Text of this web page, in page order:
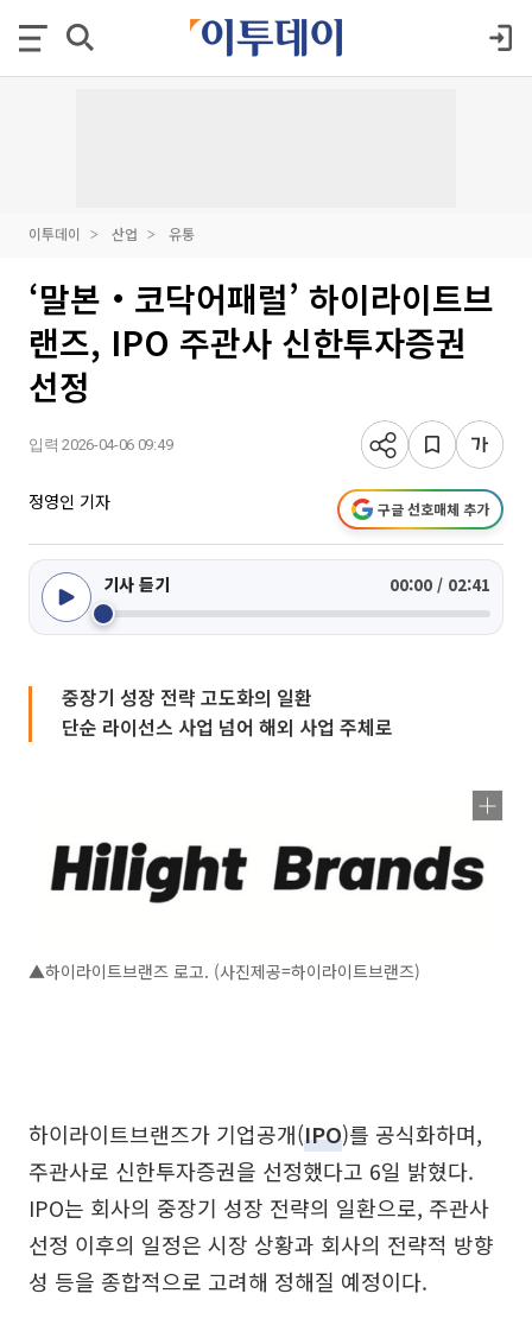
이투데이 산업 유통
‘말본‧코닥어패럴’ 하이라이트브
랜즈, IPO 주관사 신한투자증권
선정
입력 2026-04-06 09:49
정영인 기자 구글 선호매체 추가
기사 듣기 00:00 / 02:41
중장기 성장 전략 고도화의 일환
단순 라이선스 사업 넘어 해외 사업 주체로
▲하이라이트브랜즈 로고. (사진제공=하이라이트브랜즈)
하이라이트브랜즈가 기업공개(IPO)를 공식화하며,
주관사로 신한투자증권을 선정했다고 6일 밝혔다.
IPO는 회사의 중장기 성장 전략의 일환으로, 주관사
선정 이후의 일정은 시장 상황과 회사의 전략적 방향
성 등을 종합적으로 고려해 정해질 예정이다.